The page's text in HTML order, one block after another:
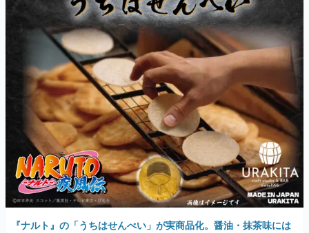
『ナルト』の「うちはせんべい」が実商品化。醤油・抹茶味には